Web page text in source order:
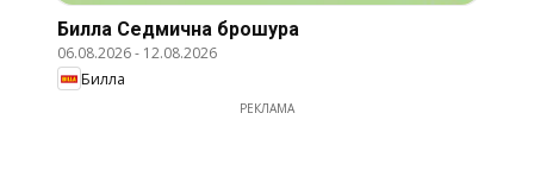
Билла Cедмична брошура
06.08.2026- 12.08.2026
Билла
РЕКЛАМА